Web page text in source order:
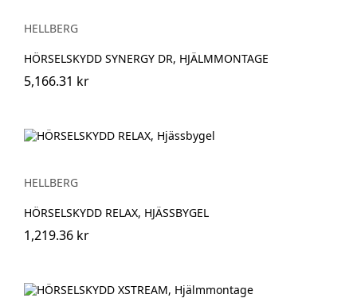
HELLBERG
HÖRSELSKYDD SYNERGY DR, HJÄLMMONTAGE
5,166.31 kr
HELLBERG
HÖRSELSKYDD RELAX, HJÄSSBYGEL
1,219.36 kr